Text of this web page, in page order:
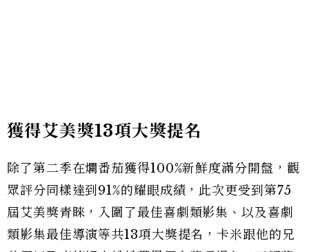
獲得艾美獎13項大獎提名
除了第二季在爛番茄獲得100%新鮮度滿分開盤，觀
眾評分同樣達到91%的耀眼成績，此次更受到第75
屆艾美獎青睞，入圍了最佳喜劇類影集、以及喜劇
類影集最佳導演等共13項大獎提名，卡米跟他的兄